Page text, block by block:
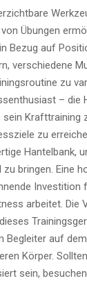
Übungen
Bezug auf
verschiedene
zu
– die
sein Krafttraining
zu
Hantelbank,
bringen. Eine
Investition
arbeitet. Die
Begleiter auf
Körper.
sein,